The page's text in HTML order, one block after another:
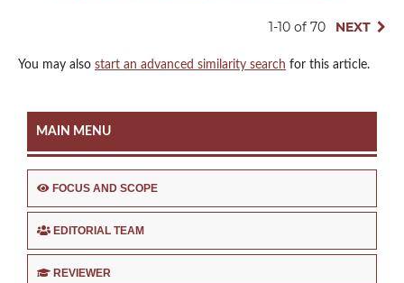
1-10 of 70 NEXT
You may also start an advanced similarity search for this article.
MAIN MENU
FOCUS AND SCOPE
EDITORIAL TEAM
REVIEWER